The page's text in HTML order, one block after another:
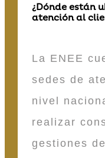
¿Dónde están
atención al
La ENEE
sedes de
nivel
realizar
gestiones